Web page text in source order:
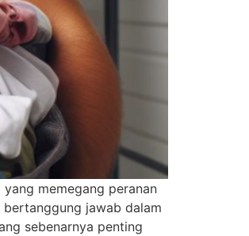
memegang peranan
jawab dalam
sebenarnya penting